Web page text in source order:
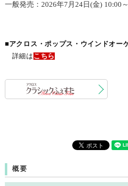
一般発売：2026年7月24日(金) 10:00～
■アクロス・ポップス・ウインドオー
詳細は こちら
概要